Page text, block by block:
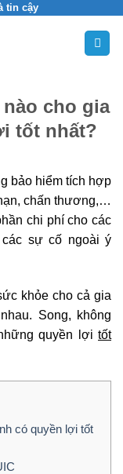
tin cậy
cho gia
tốt nhất?
bảo hiểm tích hợp
chấn thương,…
chi phí cho các
sự cố ngoài ý
khỏe cho cả gia
Song, không
quyền lợi tốt
có quyền lợi tốt